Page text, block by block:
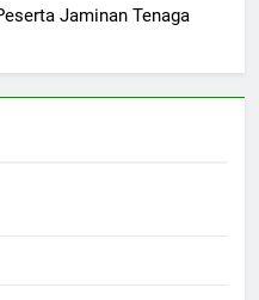
Jaminan Tenaga